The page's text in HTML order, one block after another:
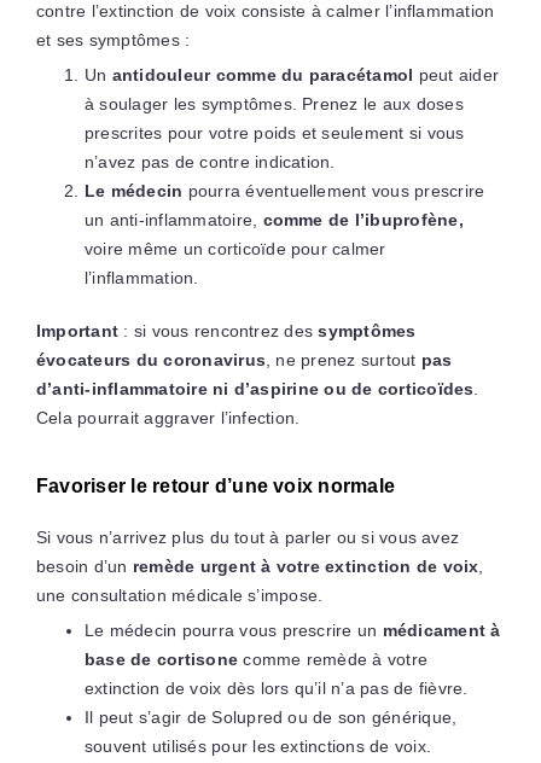
contre l’extinction de voix consiste à calmer l’inflammation
et ses symptômes :
Un antidouleur comme du paracétamol peut aider
à soulager les symptômes. Prenez le aux doses
prescrites pour votre poids et seulement si vous
n’avez pas de contre indication.
Le médecin pourra éventuellement vous prescrire
un anti-inflammatoire, comme de l’ibuprofène,
voire même un corticoïde pour calmer
l’inflammation.
Important : si vous rencontrez dessymptômes
évocateurs du coronavirus , ne prenez surtout pas
d’anti-inflammatoire ni d’aspirine ou de corticoïdes
Cela pourrait aggraver l’infection.
Favoriser le retour d’une voix normale
Si vous n’arrivez plus du tout à parler ou si vous avez
besoin d’un remède urgent à votre extinction de voix
une consultation médicale s’impose.
Le médecin pourra vous prescrire un médicament à
base de cortisone comme remède à votre
extinction de voix dès lors qu’il n’a pas de fièvre.
Il peut s’agir de Solupred ou de son générique,
souvent utilisés pour les extinctions de voix.